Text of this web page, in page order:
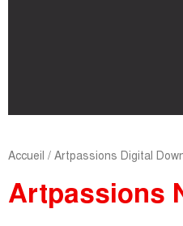
Accueil / Artpassions Digital
Artpassions